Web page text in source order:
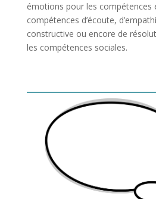
émotions pour les compétences
compétences d’écoute,
constructive ou encore de
les compétences sociales.